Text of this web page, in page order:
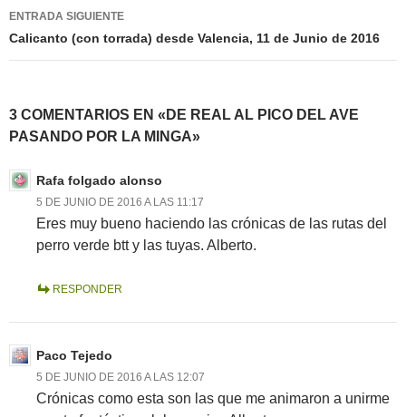
ENTRADA SIGUIENTE
Calicanto (con torrada) desde Valencia, 11 de Junio de 2016
3 COMENTARIOS EN «DE REAL AL PICO DEL AVE
PASANDO POR LA MINGA»
Rafa folgado alonso
5 DE JUNIO DE 2016 A LAS 11:17
Eres muy bueno haciendo las crónicas de las rutas del
perro verde btt y las tuyas. Alberto.
RESPONDER
Paco Tejedo
5 DE JUNIO DE 2016 A LAS 12:07
Crónicas como esta son las que me animaron a unirme